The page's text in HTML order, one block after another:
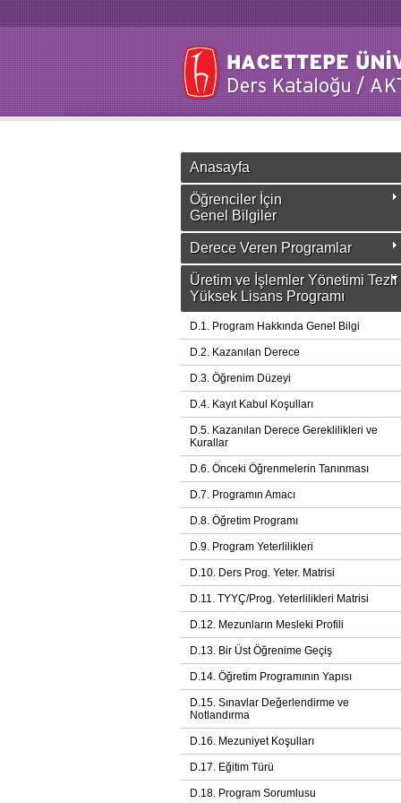
Anasayfa
Öğrenciler İçin
Genel Bilgiler
Derece Veren Programlar
Üretim ve İşlemler Yönetimi Tezli
Yüksek Lisans Programı
D.1. Program Hakkında Genel Bilgi
D.2. Kazanılan Derece
D.3. Öğrenim Düzeyi
D.4. Kayıt Kabul Koşulları
D.5. Kazanılan Derece Gereklilikleri ve
Kurallar
D.6. Önceki Öğrenmelerin Tanınması
D.7. Programın Amacı
D.8. Öğretim Programı
D.9. Program Yeterlilikleri
D.10. Ders Prog. Yeter. Matrisi
D.11. TYYÇ/Prog. Yeterlilikleri Matrisi
D.12. Mezunların Mesleki Profili
D.13. Bir Üst Öğrenime Geçiş
D.14. Öğretim Programının Yapısı
D.15. Sınavlar Değerlendirme ve
Notlandırma
D.16. Mezuniyet Koşulları
D.17. Eğitim Türü
D.18. Program Sorumlusu